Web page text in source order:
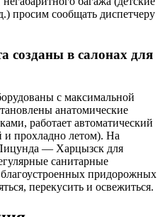
просим сообщать диспетчеру
созданы в салонах для
с максимальной
анатомические
работает автоматический
и прохладно летом). На
— Харцызск для
санитарные
придорожных
перекусить и освежиться.